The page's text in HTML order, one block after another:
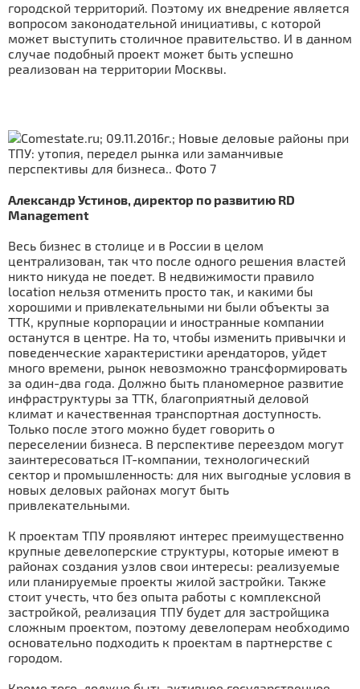
городской территорий. Поэтому их внедрение является
вопросом законодательной инициативы, с которой
может выступить столичное правительство. И в данном
случае подобный проект может быть успешно
реализован на территории Москвы.
Александр Устинов, директор по развитию RD
Management
Весь бизнес в столице и в России в целом
централизован, так что после одного решения властей
никто никуда не поедет. В недвижимости правило
location нельзя отменить просто так, и какими бы
хорошими и привлекательными ни были объекты за
ТТК, крупные корпорации и иностранные компании
останутся в центре. На то, чтобы изменить привычки и
поведенческие характеристики арендаторов, уйдет
много времени, рынок невозможно трансформировать
за один-два года. Должно быть планомерное развитие
инфраструктуры за ТТК, благоприятный деловой
климат и качественная транспортная доступность.
Только после этого можно будет говорить о
переселении бизнеса. В перспективе переездом могут
заинтересоваться IT-компании, технологический
сектор и промышленность: для них выгодные условия в
новых деловых районах могут быть
привлекательными.
К проектам ТПУ проявляют интерес преимущественно
крупные девелоперские структуры, которые имеют в
районах создания узлов свои интересы: реализуемые
или планируемые проекты жилой застройки. Также
стоит учесть, что без опыта работы с комплексной
застройкой, реализация ТПУ будет для застройщика
сложным проектом, поэтому девелоперам необходимо
основательно подходить к проектам в партнерстве с
городом.